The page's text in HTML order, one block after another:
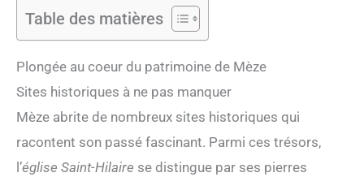
Table des matières
Plongée au coeur du patrimoine de Mèze
Sites historiques à ne pas manquer
Mèze abrite de nombreux sites historiques qui
racontent son passé fascinant. Parmi ces trésors,
l’église Saint-Hilaire se distingue par ses pierres